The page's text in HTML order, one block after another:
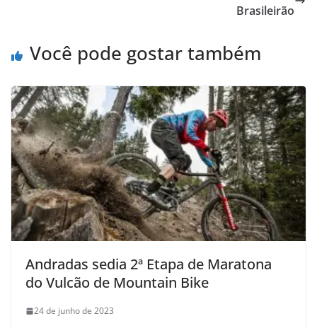
Brasileirão
Você pode gostar também
Andradas sedia 2ª Etapa de Maratona
do Vulcão de Mountain Bike
24 de junho de 2023